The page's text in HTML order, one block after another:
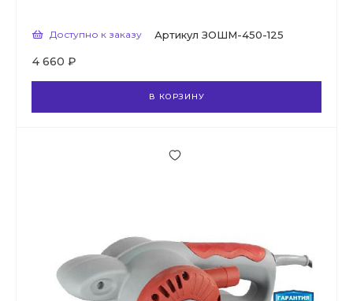
Доступно к заказу Артикул ЗОШМ-450-125
4 660 ₽
В КОРЗИНУ